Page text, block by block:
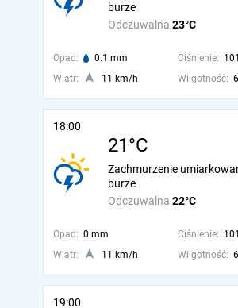
Odczuwalna 23°C
burze
Opad: 0.1 mm Ciśnienie:
Wiatr:
11 km/h Wilgotność:
18:00
21°C
Odczuwalna 22°C
Zachmurzenie
burze
Opad: 0 mm Ciśnienie:
Wiatr:
11 km/h Wilgotność:
19:00